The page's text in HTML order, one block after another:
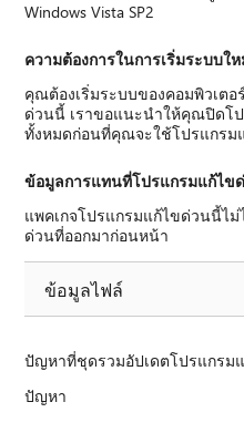
Windows Vista SP2
ความต้องการในการเริ่มระบบใ
คุณต้องเริ่มระบบของคอมพิวเต
ด่วนนี้ เราขอแนะนําให้คุณปิดโป
ทั้งหมดก่อนที่คุณจะใช้โปรแกรม
ข้อมูลการแทนที่โปรแกรมแก้ไข
แพคเกจโปรแกรมแก้ไขด่วนนี้ไ
ด่วนที่ออกมาก่อนหน้า
ข้อมูลไฟล์
ปัญหาที่ชุดรวมอัปเดตโปรแกรม
ปัญหา